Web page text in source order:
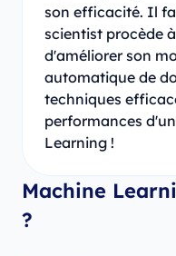
son efficacité. Il
scientist procède
d'améliorer son
automatique de
techniques
performances
Learning !
Machine
?